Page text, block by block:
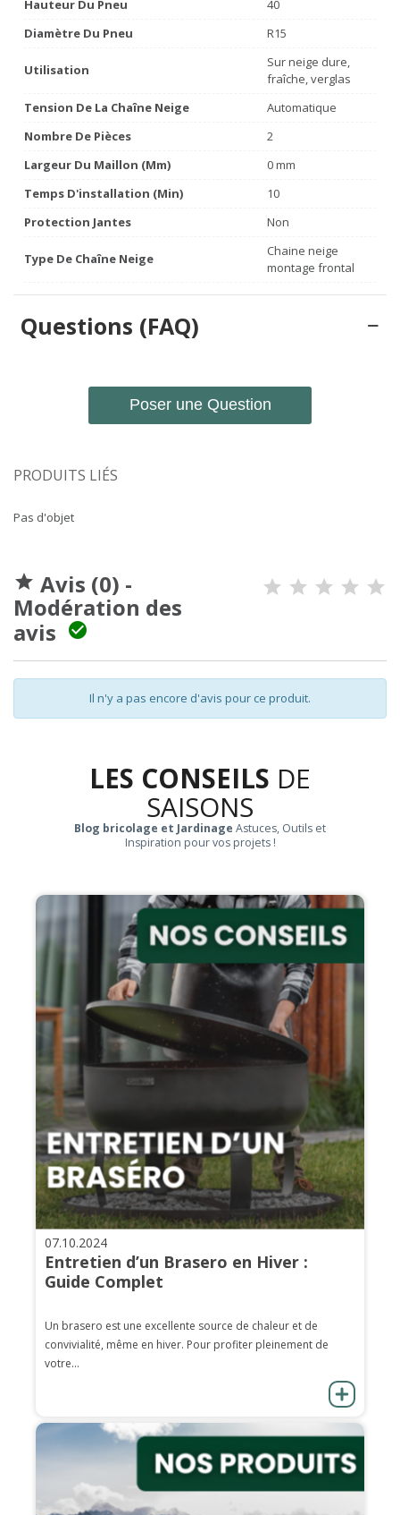
Hauteur Du Pneu
40
Diamètre Du Pneu
R15
Utilisation
Sur neige dure,
fraîche, verglas
Tension De La Chaîne Neige
Automatique
Nombre De Pièces
2
Largeur Du Maillon (mm)
0 mm
Temps D'installation (min)
10
Protection Jantes
Non
Type De Chaîne Neige
Chaine neige
montage frontal
Questions (FAQ)
Poser une Question
PRODUITS LIÉS
Pas d'objet
 Avis (0) -
Modération des
avis

Il n'y a pas encore d'avis pour ce produit.
LES CONSEILS DE
SAISONS
Blog bricolage et Jardinage Astuces, Outils et
Inspiration pour vos projets !
07.10.2024
Entretien d’un Brasero en Hiver :
Guide Complet
Un brasero est une excellente source de chaleur et de
convivialité, même en hiver. Pour profiter pleinement de
votre...